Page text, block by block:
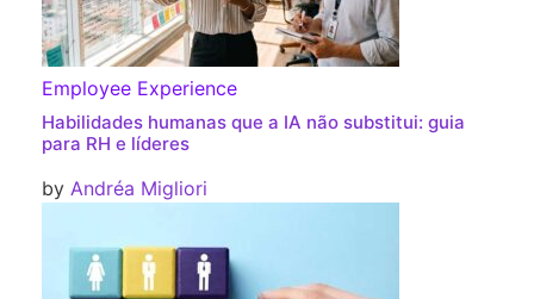
Employee Experience
Habilidades humanas que a IA não substitui: guia
para RH e líderes
by Andréa Migliori